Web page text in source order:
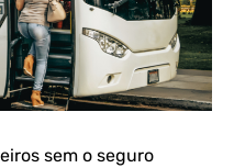
sem o seguro